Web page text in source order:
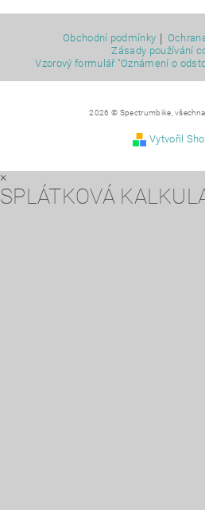
Obchodní podmínky |
Zásady používání
Vzorový formulář "Oznámení o
2026 © Spectrumbike,
Vytvořil
×
SPLÁTKOVÁ